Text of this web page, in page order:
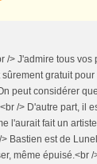
/> J'admire tous
gratuit
peut considérer
/> D'autre part, il
l'aurait fait un
Bastien est de
même épuisé.<br